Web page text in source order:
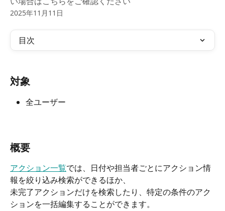
2025年11月11日
目次
対象
全ユーザー
概要
アクション一覧では、日付や担当者ごとにアクション情
報を絞り込み検索ができるほか、
未完了アクションだけを検索したり、特定の条件のアク
ションを一括編集することができます。